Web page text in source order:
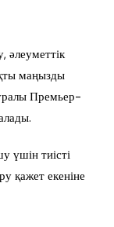
әлеуметтік
маңызды
Премьер-
үшін тиісті
қажет екеніне